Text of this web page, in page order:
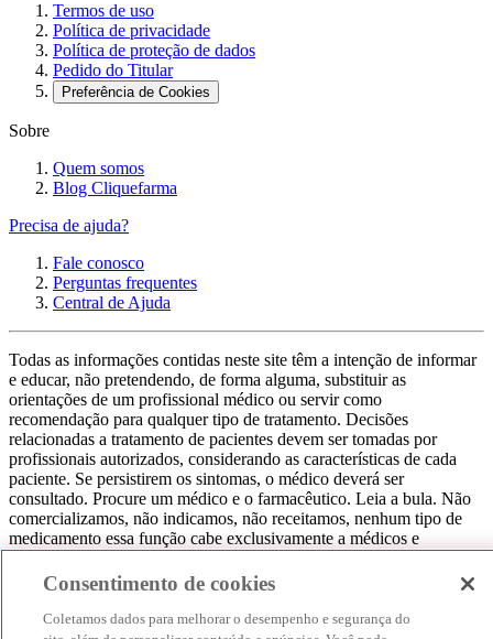
Termos de uso
Política de privacidade
Política de proteção de dados
Pedido do Titular
Preferência de Cookies
Sobre
Quem somos
Blog Cliquefarma
Precisa de ajuda?
Fale conosco
Perguntas frequentes
Central de Ajuda
Todas as informações contidas neste site têm a intenção de informar
e educar, não pretendendo, de forma alguma, substituir as
orientações de um profissional médico ou servir como
recomendação para qualquer tipo de tratamento. Decisões
relacionadas a tratamento de pacientes devem ser tomadas por
profissionais autorizados, considerando as características de cada
paciente. Se persistirem os sintomas, o médico deverá ser
consultado. Procure um médico e o farmacêutico. Leia a bula. Não
comercializamos, não indicamos, não receitamos, nenhum tipo de
medicamento essa função cabe exclusivamente a médicos e
consultar seu médico. Não somos uma loja ou marketplace, ou seja,
que você encontre o preço mais barato, comparando os preços de
Consentimento de cookies
Coletamos dados para melhorar o desempenho e segurança do